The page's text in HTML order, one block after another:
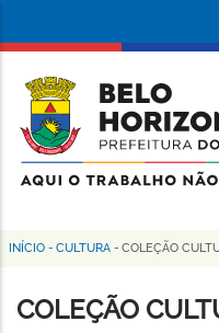
conteúdo
principal
da
Prefeitura
de
Horizonte
Trilha
de
INÍCIO - CULTURA - COLEÇÃO
COLEÇÃO